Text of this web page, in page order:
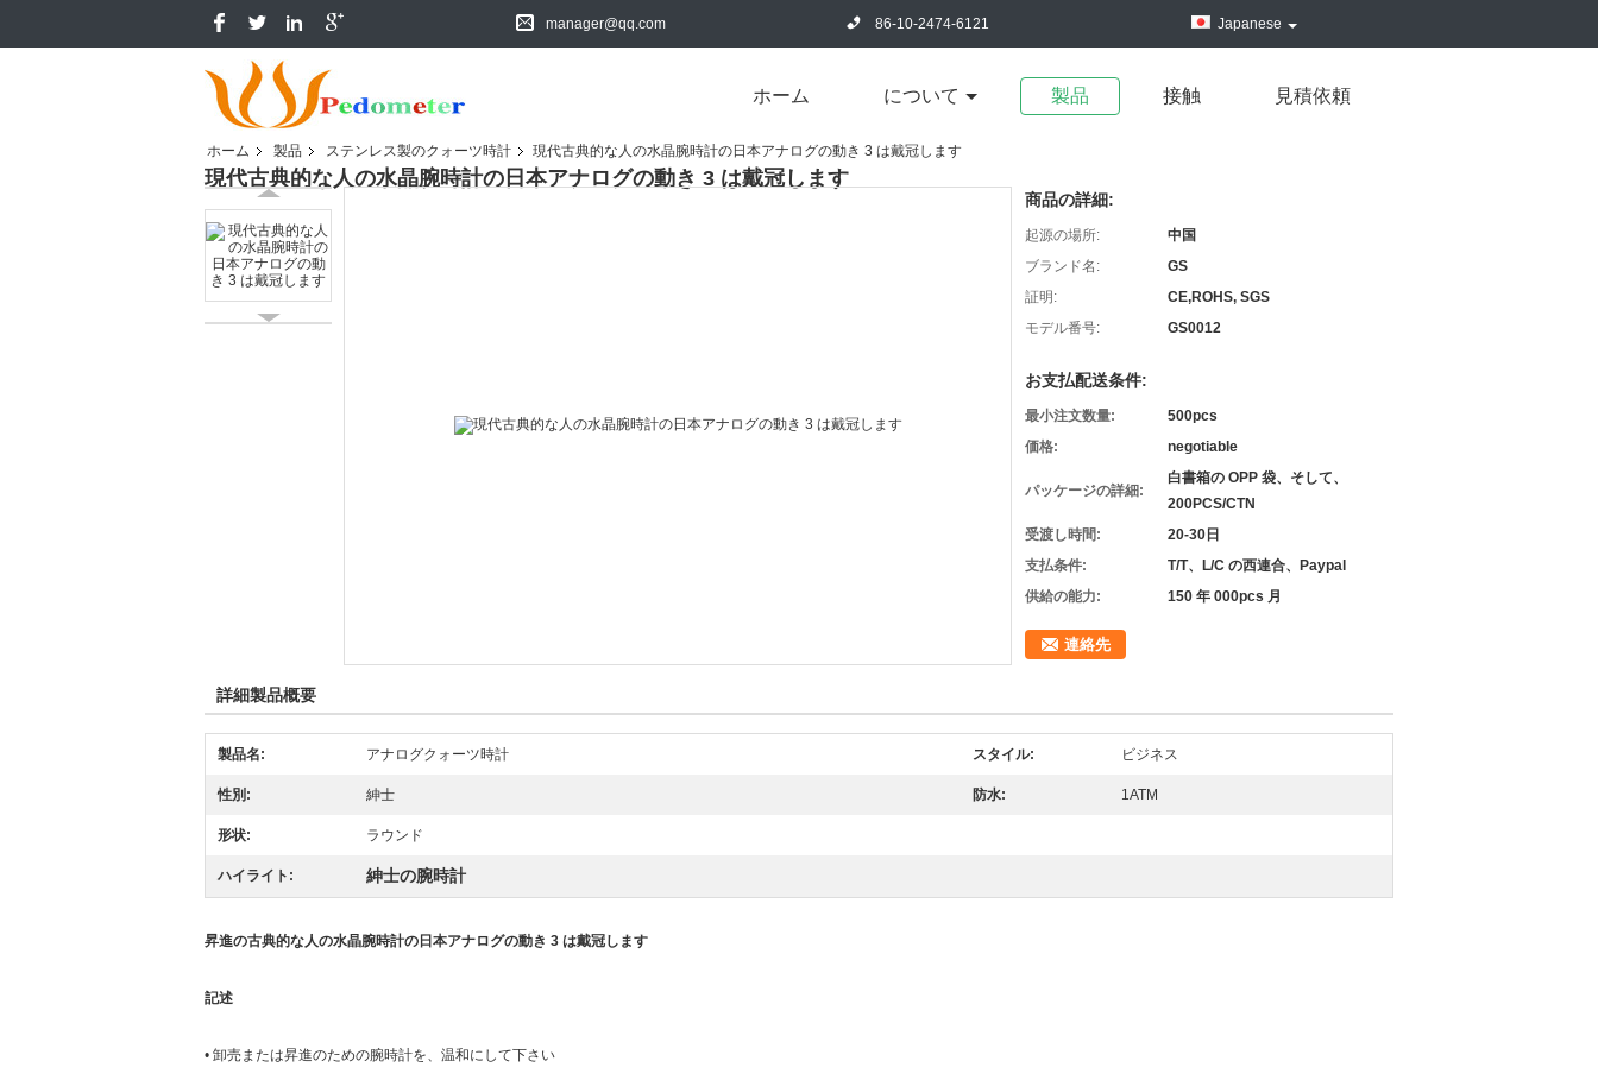
manager@qq.com 86-10-2474-6121 Japanese
ホーム について 製品 接触 見積依頼
ホーム 製品 ステンレス製のクォーツ時計 現代古典的な人の水晶腕時計の日本アナログの動き 3 は戴冠します
現代古典的な人の水晶腕時計の日本アナログの動き 3 は戴冠します
商品の詳細:
起源の場所:
中国
ブランド名:
GS
証明:
CE,ROHS, SGS
モデル番号:
GS0012
お支払配送条件:
最小注文数量:
500pcs
価格:
negotiable
パッケージの詳細:
白書箱の OPP 袋、そして、
200PCS/CTN
受渡し時間:
20-30日
支払条件:
T/T、L/C の西連合、Paypal
供給の能力:
150 年 000pcs 月
連絡先
詳細製品概要
製品名: アナログクォーツ時計 スタイル: ビジネス
性別: 紳士 防水: 1ATM
形状: ラウンド
ハイライト: 紳士の腕時計
昇進の古典的な人の水晶腕時計の日本アナログの動き 3 は戴冠します
記述
• 卸売または昇進のための腕時計を、温和にして下さい